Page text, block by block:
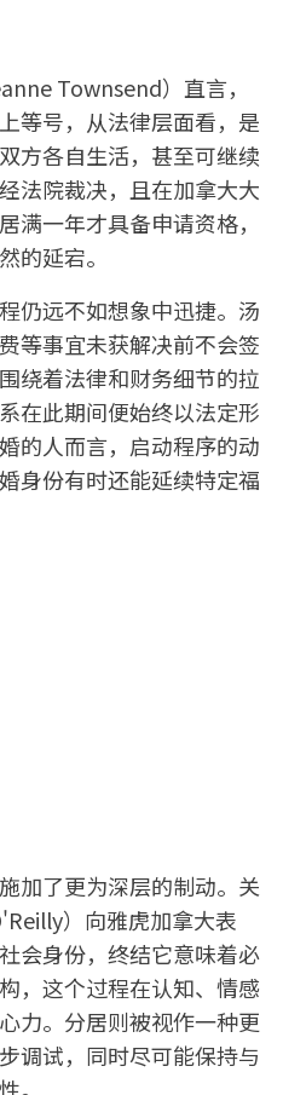
Townsend）直言，
等号，从法律层面看，是
方各自生活，甚至可继续
法院裁决，且在加拿大大
满一年才具备申请资格，
的延宕。
仍远不如想象中迅捷。汤
等事宜未获解决前不会签
绕着法律和财务细节的拉
在此期间便始终以法定形
的人而言，启动程序的动
身份有时还能延续特定福
加了更为深层的制动。关
）向雅虎加拿大表
会身份，终结它意味着必
，这个过程在认知、情感
力。分居则被视作一种更
调试，同时尽可能保持与
。